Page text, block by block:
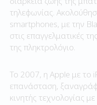
τηλεφωνίας.
smartphones, με την
στις επαγγελματικές
της πληκτρολόγιο.
Το 2007, η Apple με το
επανάσταση,
κινητής τεχνολογίας